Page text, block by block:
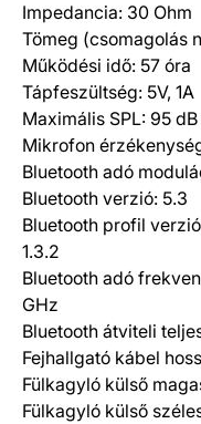
Impedancia: 30 Ohm
Tömeg (csomagolás
Működési idő: 57 óra
Tápfeszültség: 5V, 1A
Maximális SPL: 95 dB
Mikrofon
Bluetooth adó
Bluetooth verzió: 5.3
Bluetooth profil
1.3.2
Bluetooth adó
GHz
Bluetooth átviteli
Fejhallgató kábel
Fülkagyló külső
Fülkagyló külső